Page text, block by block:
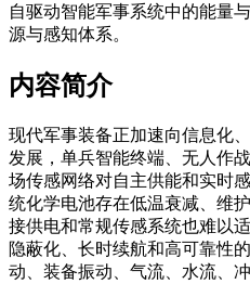
自驱动智能军事系统中的能量
源与感知体系。
内容简介
现代军事装备正加速向信息化
发展，单兵智能终端、无人作
场传感网络对自主供能和实时
统化学电池存在低温衰减、维
接供电和常规传感系统也难以
隐蔽化、长时续航和高可靠性
动、装备振动、气流、水流、